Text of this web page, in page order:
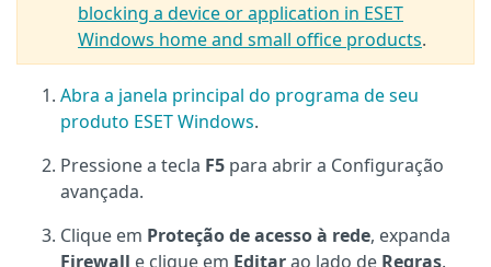
blocking a device or application in ESET
Windows home and small office products.
Abra a janela principal do programa de seu
produto ESET Windows.
Pressione a tecla F5 para abrir a Configuração
avançada.
Clique em Proteção de acesso à rede, expanda
Firewall e clique em Editarao lado de Regras.